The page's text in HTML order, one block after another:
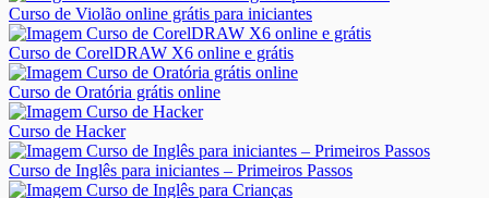
Curso de Violão online grátis para iniciantes
Curso de CorelDRAW X6 online e grátis
Curso de Oratória grátis online
Curso de Hacker
Curso de Inglês para iniciantes – Primeiros Passos